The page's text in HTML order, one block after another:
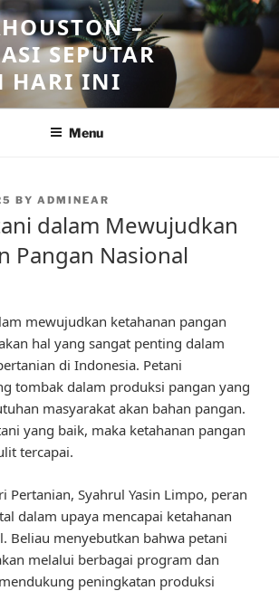
–
SEPUTAR
HARI INI
Menu
BY ADMINEAR
dalam Mewujudkan
Pangan Nasional
mewujudkan ketahanan pangan
hal yang sangat penting dalam
di Indonesia. Petani
tombak dalam produksi pangan yang
masyarakat akan bahan pangan.
yang baik, maka ketahanan pangan
tercapai.
Pertanian, Syahrul Yasin Limpo, peran
dalam upaya mencapai ketahanan
Beliau menyebutkan bahwa petani
melalui berbagai program dan
peningkatan produksi